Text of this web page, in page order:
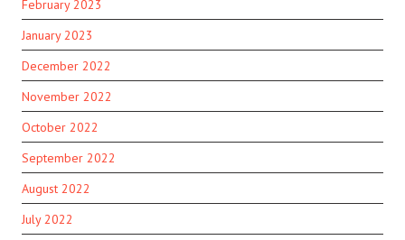
February 2023
January 2023
December 2022
November 2022
October 2022
September 2022
August 2022
July 2022